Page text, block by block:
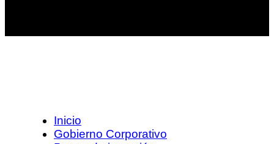
Inicio
Gobierno Corporativo